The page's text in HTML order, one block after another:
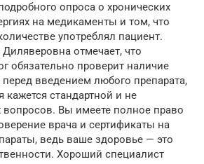
опроса о хронических
на медикаменты и том, что
употреблял пациент.
отмечает, что
обязательно проверит наличие
введением любого препарата,
кажется стандартной и не
Вы имеете полное право
врача и сертификаты на
ведь ваше здоровье — это
Хороший специалист